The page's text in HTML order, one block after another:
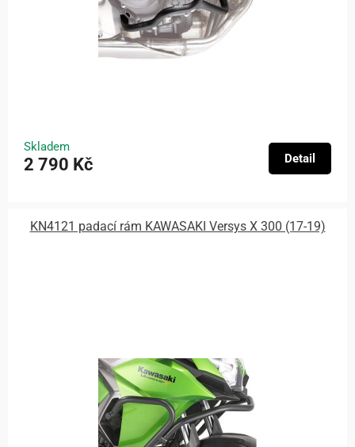
Skladem
2 790 Kč Detail
KN4121 padací rám KAWASAKI Versys X 300 (17-19)